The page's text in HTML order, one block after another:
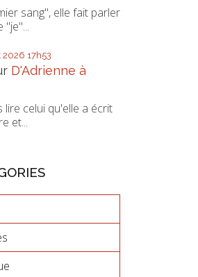
sang", elle fait parler
"je"...
2026 17h53
D'Adrienne à
lire celui qu'elle a écrit
et...